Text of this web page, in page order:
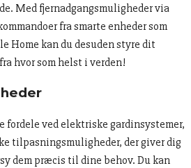
Med fjernadgangsmuligheder via
fra smarte enheder som
Home kan du desuden styre dit
hvor som helst i verden!
fordele ved elektriske gardinsystemer,
tilpasningsmuligheder, der giver dig
dem præcis til dine behov. Du kan